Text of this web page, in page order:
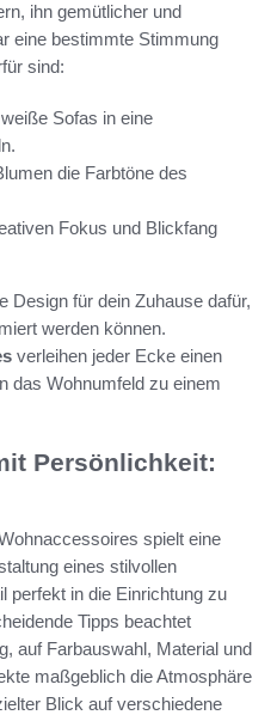
ihn gemütlicher und
eine bestimmte Stimmung
sind:
Sofas in eine
die Farbtöne des
Fokus und Blickfang
Design für dein Zuhause dafür,
werden können.
verleihen jeder Ecke einen
das Wohnumfeld zu einem
Persönlichkeit:
spielt eine
eines stilvollen
perfekt in die Einrichtung zu
Tipps beachtet
auf Farbauswahl, Material und
maßgeblich die Atmosphäre
Blick auf verschiedene